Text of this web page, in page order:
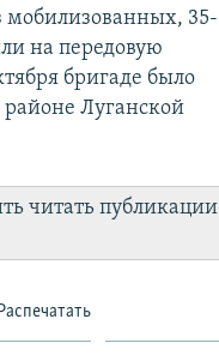
мобилизованных, 35-
на передовую
бригаде было
районе Луганской
читать публикации
Распечатать